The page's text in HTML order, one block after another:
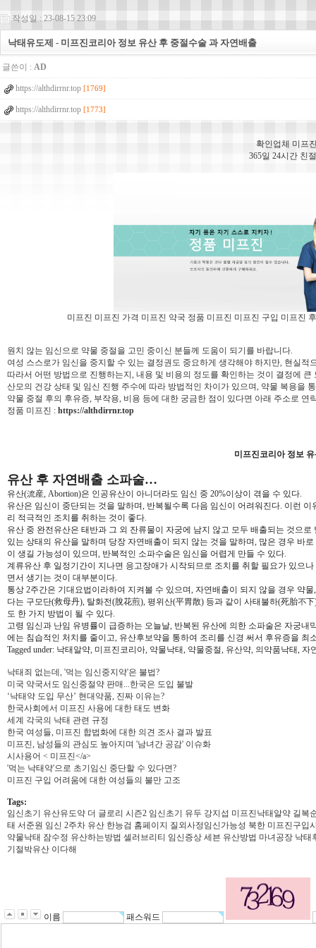
작성일 : 23-08-15 23:09
낙태유도제 - 미프진코리아 정보 유산 후 중절수술 과 자연배출
글쓴이 : AD
https://althdirrnr.top [1769]
https://althdirrnr.top [1773]
확인업체 미프
365일 24시간 친
미프진 미프진 가격 미프진 약국 정품 미프진 미프진 구입 미프진
원치 않는 임신으로 약물 중절을 고민 중이신 분들께 도움이 되기를 바랍니다.
여성 스스로가 임신을 중지할 수 있는 결정권도 중요하게 생각해야 하지만, 현실
따라서 어떤 방법으로 진행하는지, 내용 및 비용의 정도를 확인하는 것이 결정에 큰
산모의 건강 상태 및 임신 진행 주수에 따라 방법적인 차이가 있으며, 약물 복용을
약물 중절 후의 후유증, 부작용, 비용 등에 대한 궁금한 점이 있다면 아래 주소로 연
정품 미프진 : https://althdirrnr.top
미프진코리아 정보
유산 후 자연배출 소파술…
유산(流産, Abortion)은 인공유산이 아니더라도 임신 중 20%이상이 겪을 수 있다.
유산은 임신이 중단되는 것을 말하며, 반복될수록 다음 임신이 어려워진다. 이런
리 적극적인 조치를 취하는 것이 좋다.
유산 중 완전유산은 태반과 그 외 잔류물이 자궁에 남지 않고 모두 배출되는 것으
있는 상태의 유산을 말하며 당장 자연배출이 되지 않는 것을 말하며, 많은 경우 바
이 생길 가능성이 있으며, 반복적인 소파수술은 임신을 어렵게 만들 수 있다.
계류유산 후 일정기간이 지나면 응고장애가 시작되므로 조치를 취할 필요가 있으
면서 생기는 것이 대부분이다.
통상 2주간은 기대요법이라하여 지켜볼 수 있으며, 자연배출이 되지 않을 경우 약
다는 구모단(救母丹), 탈화전(脫花煎), 평위산(平胃散) 등과 같이 사태불하(死胎不
도 한 가지 방법이 될 수 있다.
고령 임신과 난임 유병률이 급증하는 오늘날, 반복된 유산에 의한 소파술은 자궁
에는 침습적인 처치를 줄이고, 유산후보약을 통하여 조리를 신경 써서 후유증을 최
Tagged under: 낙태알약, 미프진코리아, 약물낙태, 약물중절, 유산약, 의약품낙태,
낙태죄 없는데, '먹는 임신중지약'은 불법?
미국 약국서도 임신중절약 판매...한국은 도입 불발
‘낙태약 도입 무산’ 현대약품, 진짜 이유는?
한국사회에서 미프진 사용에 대한 태도 변화
세계 각국의 낙태 관련 규정
한국 여성들, 미프진 합법화에 대한 의견 조사 결과 발표
미프진, 남성들의 관심도 높아지며 '남녀간 공감' 이슈화
시사용어 < 미프진</a>
'먹는 낙태약'으로 초기임신 중단할 수 있다면?
미프진 구입 어려움에 대한 여성들의 불만 고조
Tags:
임신초기 유산유도약 더 글로리 시즌2 임신초기 유두 강지섭 미프진낙태알약 길복
태 서준원 임신 2주차 유산 한능검 홈페이지 질외사정임신가능성 북한 미프진구입
약물낙태 잠수정 유산하는방법 셀러브리티 임신증상 세븐 유산방법 마녀공장 낙태
기절박유산 이다해
이름 패스워드